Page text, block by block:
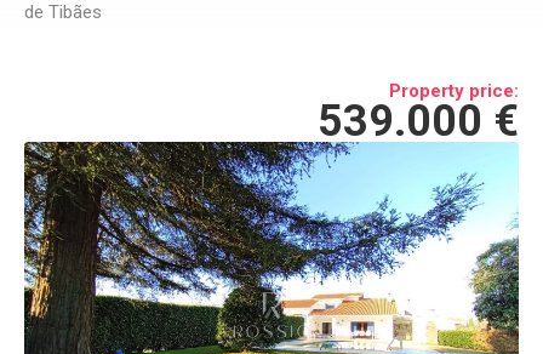
de Tibães
Property price:
539.000 €